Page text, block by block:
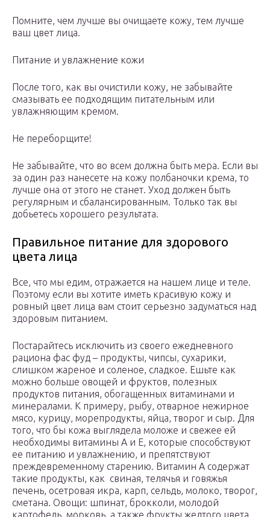
Помните, чем лучше вы очищаете кожу, тем лучше
ваш цвет лица.
Питание и увлажнение кожи
После того, как вы очистили кожу, не забывайте
смазывать ее подходящим питательным или
увлажняющим кремом.
Не переборщите!
Не забывайте, что во всем должна быть мера. Если вы
за один раз нанесете на кожу полбаночки крема, то
лучше она от этого не станет. Уход должен быть
регулярным и сбалансированным. Только так вы
добьетесь хорошего результата.
Правильное питание для здорового
цвета лица
Все, что мы едим, отражается на нашем лице и теле.
Поэтому если вы хотите иметь красивую кожу и
ровный цвет лица вам стоит серьезно задуматься над
здоровым питанием.
Постарайтесь исключить из своего ежедневного
рациона фас фуд – продукты, чипсы, сухарики,
слишком жареное и соленое, сладкое. Ешьте как
можно больше овощей и фруктов, полезных
продуктов питания, обогащенных витаминами и
минералами. К примеру, рыбу, отварное нежирное
мясо, курицу, морепродукты, яйца, творог и сыр. Для
того, что бы кожа выглядела моложе и свежее ей
необходимы витамины А и Е, которые способствуют
ее питанию и увлажнению, и препятствуют
преждевременному старению. Витамин А содержат
такие продукты, как свиная, телячья и говяжья
печень, осетровая икра, карп, сельдь, молоко, творог,
сметана. Овощи: шпинат, брокколи, молодой
картофель, морковь, а также фрукты желтого цвета.